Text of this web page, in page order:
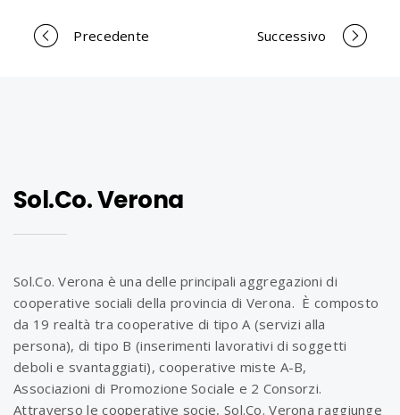
P
r
t
f
o
Precedente Successivo
Sol.Co. Verona
Sol.Co. Verona è una delle principali aggregazioni di
cooperative sociali della provincia di Verona. È composto
da 19 realtà tra cooperative di tipo A (servizi alla
persona), di tipo B (inserimenti lavorativi di soggetti
deboli e svantaggiati), cooperative miste A-B,
Associazioni di Promozione Sociale e 2 Consorzi.
Attraverso le cooperative socie, Sol.Co. Verona raggiunge